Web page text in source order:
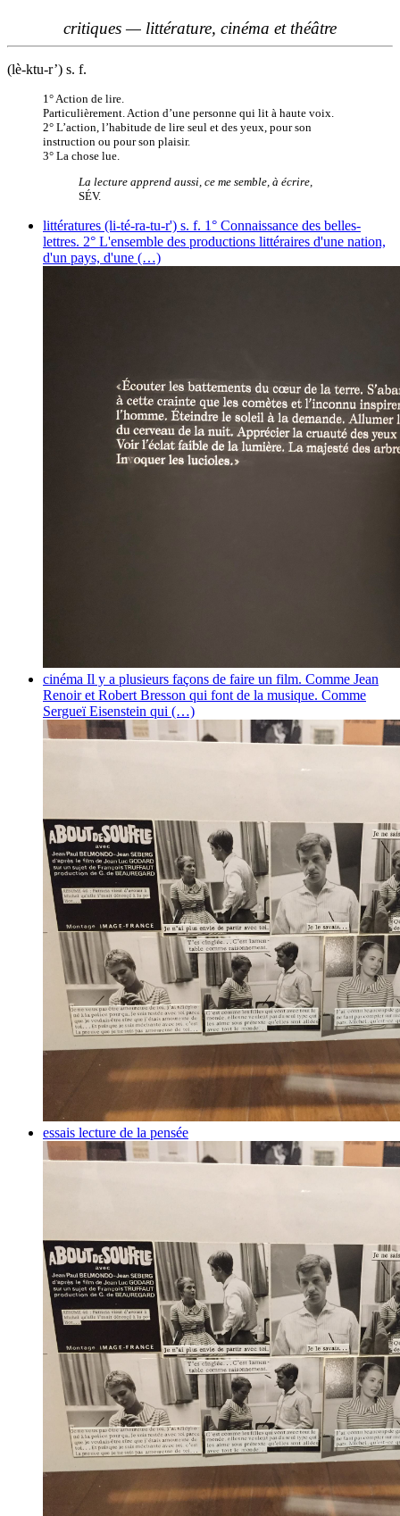
critiques — littérature, cinéma et théâtre
(lè-ktu-r’) s. f.
1° Action de lire.
Particulièrement. Action d’une personne qui lit à haute voix.
2° L’action, l’habitude de lire seul et des yeux, pour son
instruction ou pour son plaisir.
3° La chose lue.
La lecture apprend aussi, ce me semble, à écrire,
SÉV.
littératures (li-té-ra-tu-r') s. f. 1° Connaissance des belles-
lettres. 2° L'ensemble des productions littéraires d'une nation,
d'un pays, d'une (…)
cinéma Il y a plusieurs façons de faire un film. Comme Jean
Renoir et Robert Bresson qui font de la musique. Comme
Sergueï Eisenstein qui (…)
essais lecture de la pensée